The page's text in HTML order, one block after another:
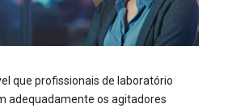
que profissionais de laboratório
adequadamente os agitadores